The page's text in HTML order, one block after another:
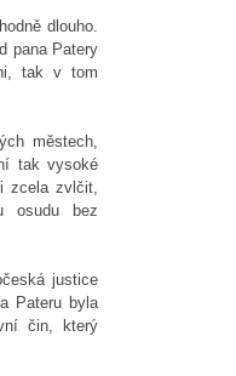
dlouho.
pana Patery
tak v tom
městech,
tak vysoké
zcela zvlčit,
osudu bez
justice
Pateru byla
čin, který